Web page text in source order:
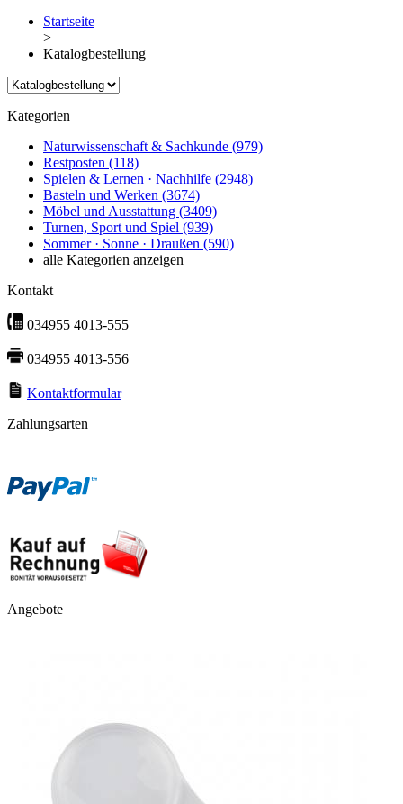
Startseite
>
Katalogbestellung
Kategorien
Naturwissenschaft & Sachkunde (979)
Restposten (118)
Spielen & Lernen · Nachhilfe (2948)
Basteln und Werken (3674)
Möbel und Ausstattung (3409)
Turnen, Sport und Spiel (939)
Sommer · Sonne · Draußen (590)
alle Kategorien anzeigen
Kontakt
034955 4013-555
034955 4013-556
Kontaktformular
Zahlungsarten
Angebote